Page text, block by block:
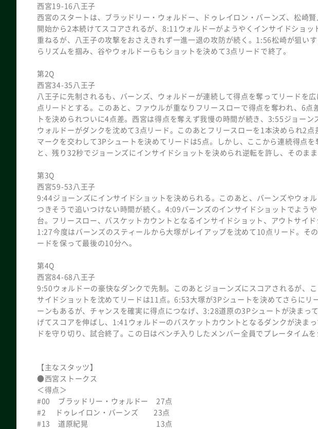
西宮19-16八王子
西宮のスタートは、ブラッドリー・ウォルドー、ドゥレイロン・バーンズ、松崎賢
開始から2本続けてスコアされるが、8:11ウォルドーがようやくインサイドショ
重ねるが、八王子の攻撃をおさえきれず一進一退の攻防が続く。1:56松崎が狙い
らリズムを掴み、谷やウォルドーらもショットを決めて3点リードで終了。
第2Q
西宮34-35八王子
八王子に先制されるも、バーンズ、ウォルドーが連続して得点を奪ってリードを
点リードとする。このあと、ファウルが重なりフリースローで得点を奪われ、6
トを決められついに4点差。西宮は得点を奪えず我慢の時間が続き、3:55ジョー
ウォルドーがダンクを沈めて3点リード。このあとフリースローを1本決められ2
マークを交わして3Pシュートを決めてリードは5点。しかし、ここから連続得点
と、残り32秒でジョーンズにインサイドショットを決められ逆転を許し、そのま
第3Q
西宮59-53八王子
9:44ジョーンズにインサイドショットを決められる。このあと、バーンズやウォ
つきそうで追いつけない時間が続く。4:09バーンズのインサイドショットでよう
台。フリースロー、バスケットカウントとなるインサイドショット、アウトサイ
1:27今度はバーンズのスティールから大塚がレイアップを沈めて10点リード。そ
ードを保って最後の10分へ。
第4Q
西宮84-68八王子
9:50ウォルドーの豪快なダンクで先制。このあとジョーンズにスコアされるが、
サイドショットを沈めてリードは11点。6:53大塚が3Pシュートを決めてさらにリ
ーンもあるが、チャンスを確実に得点につなげ、3:28道原の3Pシュートが決まっ
げてスコアを伸ばし、1:41ウォルドーのバスケットカウントとなるダンクが決ま
ドを守り切り、試合終了。この日はベンチ入りしたメンバー全員でプレータイムを
【主なスタッツ】
●西宮ストークス
＜得点＞
#00 ブラッドリー・ウォルドー 27点
#2 ドゥレイロン・バーンズ 23点
#13 道原紀晃 13点